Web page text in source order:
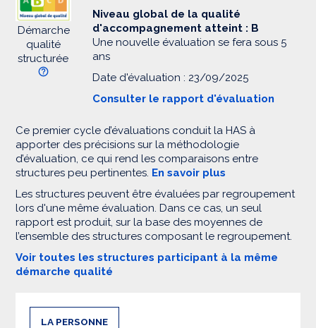
Démarche
qualité
structurée
Niveau global de la qualité
d'accompagnement atteint : B
Une nouvelle évaluation se fera sous 5
ans
Date d'évaluation : 23/09/2025
Consulter le rapport d'évaluation
Ce premier cycle d’évaluations conduit la HAS à
apporter des précisions sur la méthodologie
d’évaluation, ce qui rend les comparaisons entre
structures peu pertinentes. En savoir plus
Les structures peuvent être évaluées par regroupement
lors d'une même évaluation. Dans ce cas, un seul
rapport est produit, sur la base des moyennes de
l’ensemble des structures composant le regroupement.
Voir toutes les structures participant à la même
démarche qualité
LA PERSONNE